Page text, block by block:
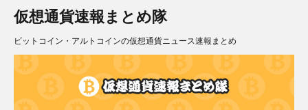
仮想通貨速報まとめ隊
ビットコイン・アルトコインの仮想通貨ニュース速報まとめ